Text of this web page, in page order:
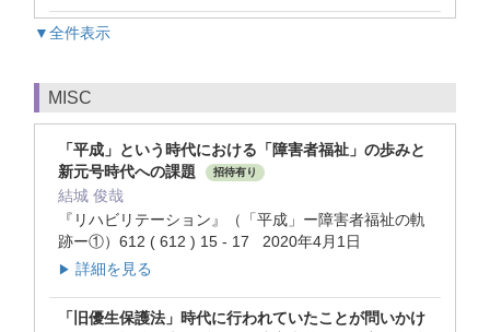
▼全件表示
MISC
「平成」という時代における「障害者福祉」の歩みと
新元号時代への課題
招待有り
結城 俊哉
『リハビリテーション』（「平成」ー障害者福祉の軌
跡ー①）612 ( 612 ) 15 - 17 2020年4月1日
▶ 詳細を見る
「旧優生保護法」時代に行われていたことが問いかけ